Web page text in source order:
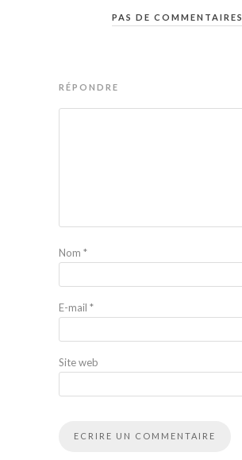
PAS DE COMMENTAIRES
RÉPONDRE
Nom *
E-mail *
Site web